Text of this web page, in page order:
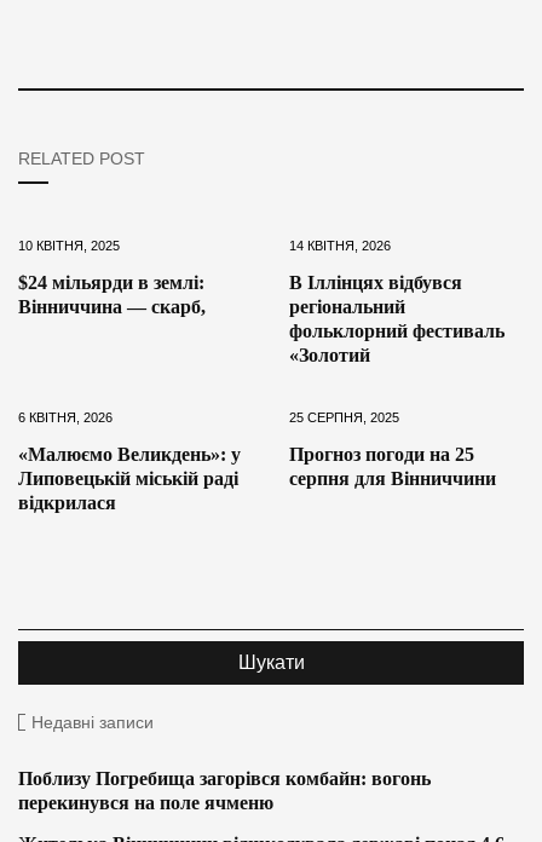
RELATED POST
10 КВІТНЯ, 2025
$24 мільярди в землі:
Вінниччина — скарб,
14 КВІТНЯ, 2026
В Іллінцях відбувся
регіональний
фольклорний фестиваль
«Золотий
6 КВІТНЯ, 2026
«Малюємо Великдень»: у
Липовецькій міській раді
відкрилася
25 СЕРПНЯ, 2025
Прогноз погоди на 25
серпня для Вінниччини
Недавні записи
Поблизу Погребища загорівся комбайн: вогонь
перекинувся на поле ячменю